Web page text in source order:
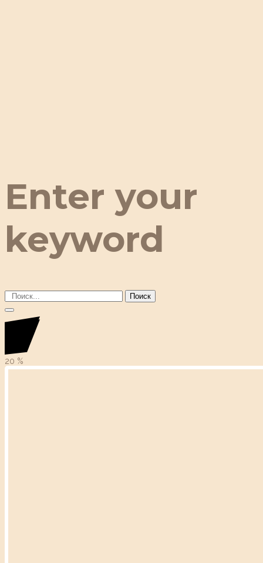
Enter your
keyword
Поиск
20 %